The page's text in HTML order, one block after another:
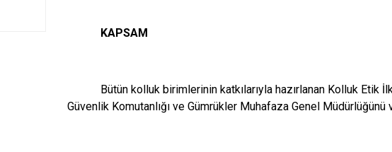
KAPSAM
Bütün kolluk birimlerinin katkılarıyla hazırlanan Kolluk Etik
Güvenlik Komutanlığı ve Gümrükler Muhafaza Genel